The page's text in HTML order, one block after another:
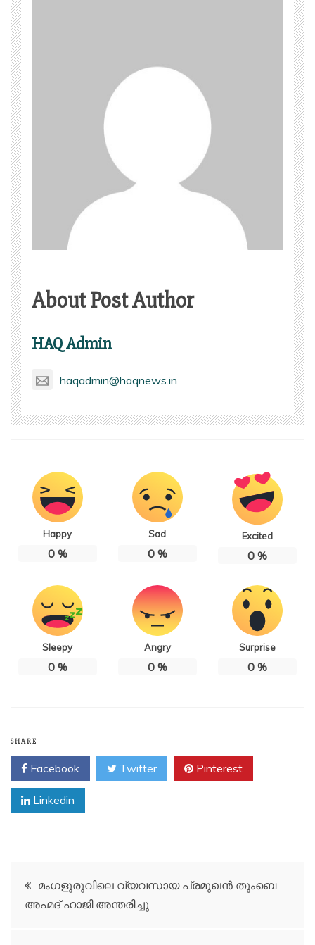
About Post Author
HAQ Admin
haqadmin@haqnews.in
Happy
0%
Sad
0%
Excited
0%
Sleepy
0%
Angry
0%
Surprise
0%
SHARE
Facebook Twitter Pinterest
Linkedin
Post
navigation
മംഗളൂരുവിലെ വ്യവസായ പ്രമുഖൻ തുംബെ
അഹ്മദ് ഹാജി അന്തരിച്ചു